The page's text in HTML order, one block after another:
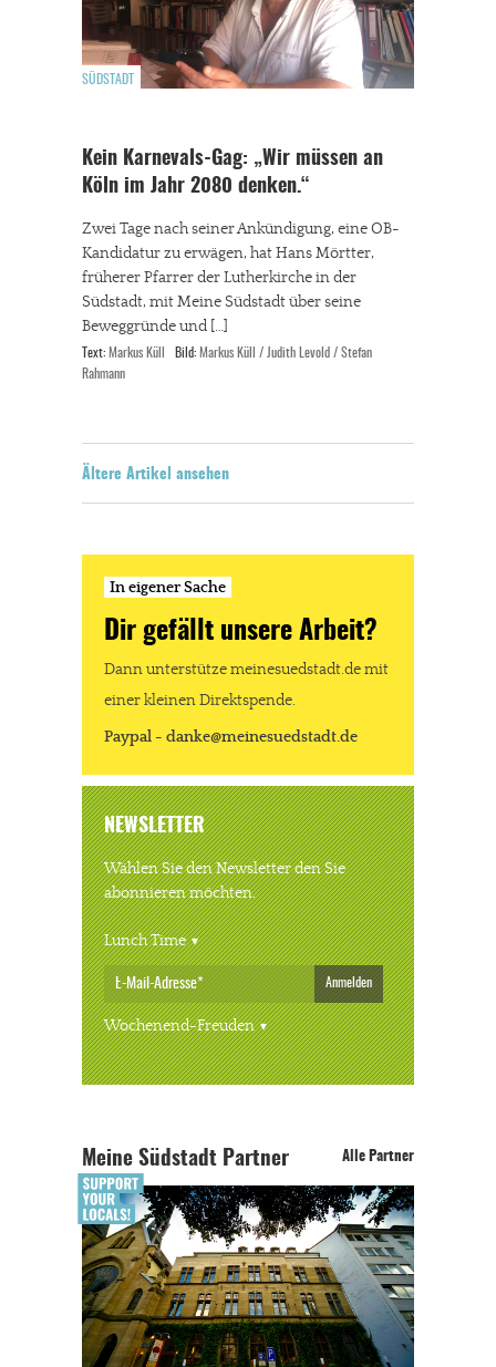
SÜDSTADT
Kein Karnevals-Gag: „Wir müssen an
Köln im Jahr 2080 denken.“
Zwei Tage nach seiner Ankündigung, eine OB-
Kandidatur zu erwägen, hat Hans Mörtter,
früherer Pfarrer der Lutherkirche in der
Südstadt, mit Meine Südstadt über seine
Beweggründe und […]
Text: Markus Küll Bild: Markus Küll / Judith Levold / Stefan
Rahmann
Ältere Artikel ansehen
In eigener Sache
Dir gefällt unsere Arbeit?
Dann unterstütze meinesuedstadt.de mit
einer kleinen Direktspende.
Paypal - danke@meinesuedstadt.de
NEWSLETTER
Wählen Sie den Newsletter den Sie
abonnieren möchten.
Lunch Time
Anmelden
Wochenend-Freuden
Meine Südstadt Partner Alle Partner